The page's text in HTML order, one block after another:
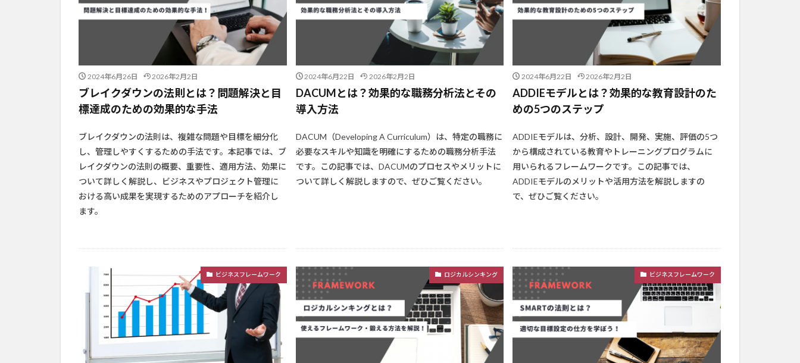
2024年6月26日 2026年2月2日
ブレイクダウンの法則とは？問題解決と目
標達成のための効果的な手法
ブレイクダウンの法則は、複雑な問題や目標を細分化
し、管理しやすくするための手法です。本記事では、ブ
レイクダウンの法則の概要、重要性、適用方法、効果に
ついて詳しく解説し、ビジネスやプロジェクト管理に
おける高い成果を実現するためのアプローチを紹介し
ます。
2024年6月22日 2026年2月2日
DACUMとは？効果的な職務分析法とその
導入方法
DACUM（Developing A Curriculum）は、特定の職務に
必要なスキルや知識を明確にするための職務分析手法
です。この記事では、DACUMのプロセスやメリットに
ついて詳しく解説しますので、ぜひご覧ください。
2024年6月22日 2026年2月2日
ADDIEモデルとは？効果的な教育設計のた
めの5つのステップ
ADDIEモデルは、分析、設計、開発、実施、評価の5つ
から構成されている教育やトレーニングプログラムに
用いられるフレームワークです。この記事では、
ADDIEモデルのメリットや活用方法を解説しますの
で、ぜひご覧ください。
ビジネスフレームワーク ロジカルシンキング ビジネスフレームワーク